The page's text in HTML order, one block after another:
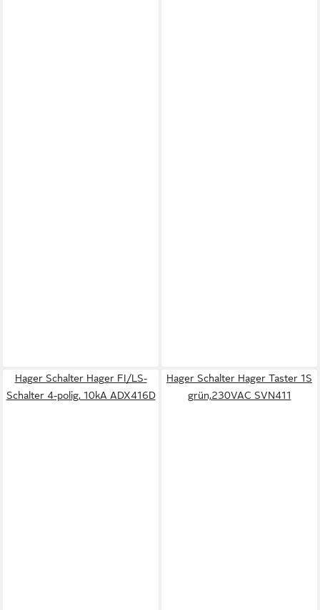
Hager Schalter Hager FI/LS-
Schalter 4-polig, 10kA ADX416D
Hager Schalter Hager Taster 1S
grün,230VAC SVN411